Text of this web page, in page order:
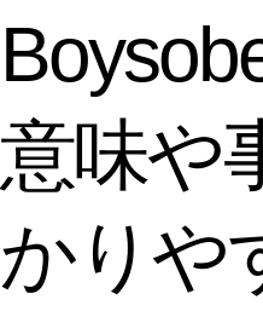
意味や
かりや